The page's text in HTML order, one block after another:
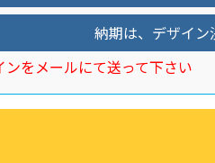
納期は、デザイン
をメールにて送って下さい